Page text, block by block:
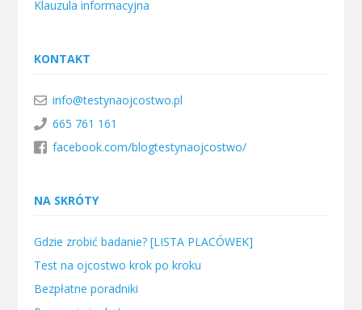
Klauzula informacyjna
KONTAKT
info@testynaojcostwo.pl
665 761 161
facebook.com/blogtestynaojcostwo/
NA SKRÓTY
Gdzie zrobić badanie? [LISTA PLACÓWEK]
Test na ojcostwo krok po kroku
Bezpłatne poradniki